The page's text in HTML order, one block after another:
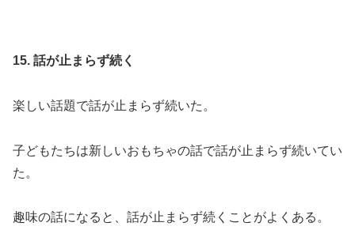
15. 話が止まらず続く
楽しい話題で話が止まらず続いた。
子どもたちは新しいおもちゃの話で話が止まらず続いてい
た。
趣味の話になると、話が止まらず続くことがよくある。